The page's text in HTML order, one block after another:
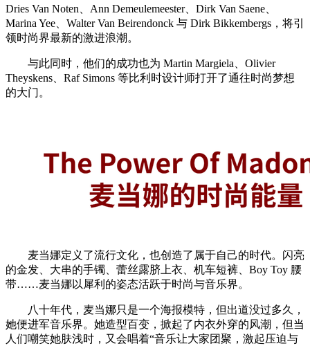
Dries Van Noten、Ann Demeulemeester、Dirk Van Saene、
Marina Yee、Walter Van Beirendonck 与 Dirk Bikkembergs，将引
领时尚界最新的激进浪潮。
与此同时，他们的成功也为 Martin Margiela、Olivier
Theyskens、Raf Simons 等比利时设计师打开了通往时尚梦想
的大门。
麦当娜定义了流行文化，也创造了属于自己的时代。闪亮
的金发、大串的手镯、蕾丝露脐上衣、机车短裤、Boy Toy 腰
带……麦当娜以犀利的姿态活跃于时尚与音乐界。
八十年代，麦当娜只是一个海报模特，但出道没过多久，
她便进军音乐界。她造型百变，掀起了内衣外穿的风潮，但当
人们嘲笑她肤浅时，又会唱着“音乐让大家团聚，激起压迫与